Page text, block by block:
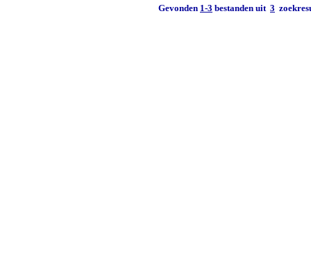
Gevonden 1-3 bestanden uit 3